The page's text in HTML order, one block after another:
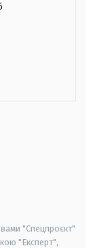
"Спецпроєкт"
"Експерт",